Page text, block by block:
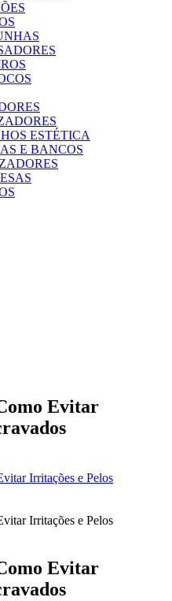
ESTÉTICA
E BANCOS
Evitar
Irritações e Pelos
Irritações e Pelos
Evitar